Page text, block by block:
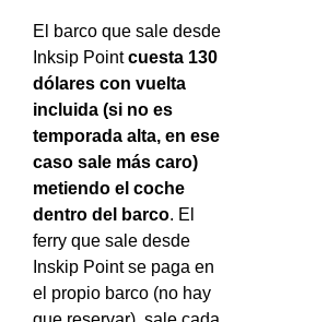
El barco que sale desde
Inksip Pointcuesta 130
dólares con vuelta
incluida (si no es
temporada alta, en ese
caso sale más caro)
metiendo el coche
dentro del barco. El
ferry que sale desde
Inskip Point se paga en
el propio barco (no hay